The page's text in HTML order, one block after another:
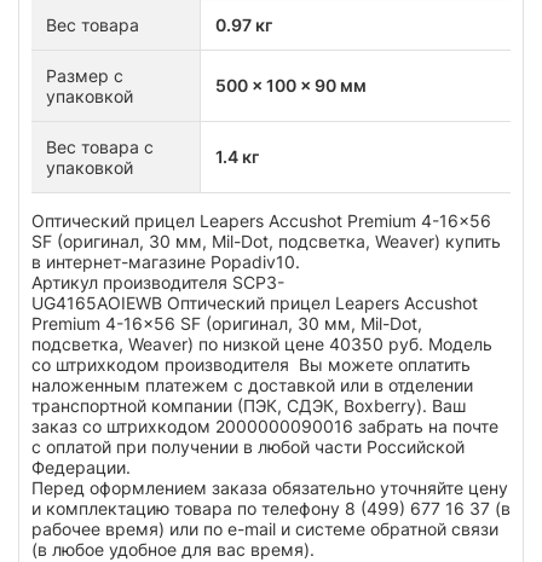
Вес товара 0.97 кг
Размер с
упаковкой
500 x 100 x 90 мм
Вес товара с
упаковкой
1.4 кг
Оптический прицел Leapers Accushot Premium 4-16x56
SF (оригинал, 30 мм, Mil-Dot, подсветка, Weaver) купить
в интернет-магазине Popadiv10.
Артикул производителя SCP3-
UG4165AOIEWB Оптический прицел Leapers Accushot
Premium 4-16x56 SF (оригинал, 30 мм, Mil-Dot,
подсветка, Weaver) по низкой цене 40350 руб. Модель
со штрихкодом производителя Вы можете оплатить
наложенным платежем с доставкой или в отделении
транспортной компании (ПЭК, СДЭК, Boxberry). Ваш
заказ со штрихкодом 2000000090016 забрать на почте
с оплатой при получении в любой части Российской
Федерации.
Перед оформлением заказа обязательно уточняйте цену
и комплектацию товара по телефону 8 (499) 677 16 37 (в
рабочее время) или по e-mail и системе обратной связи
(в любое удобное для вас время).